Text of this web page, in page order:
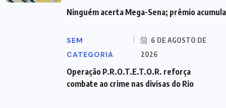
Ninguém acerta Mega-Sena; prêmio
SEM
CATEGORIA
6 DE AGOSTO DE
2026
Operação P.R.O.T.E.T.O.R. reforça
combate ao crime nas divisas do Rio